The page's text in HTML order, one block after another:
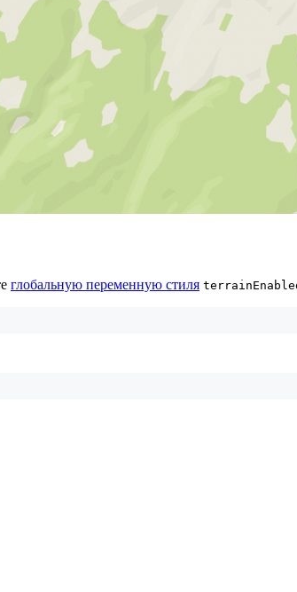
глобальную переменную стиля